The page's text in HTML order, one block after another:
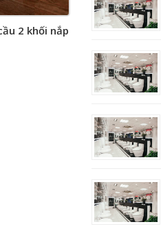
2 khối nắp